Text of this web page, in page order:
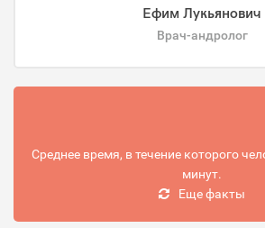
Ефим Лукьянович
Врач-андролог
Среднее время, в течение которого
минут.
Еще факты